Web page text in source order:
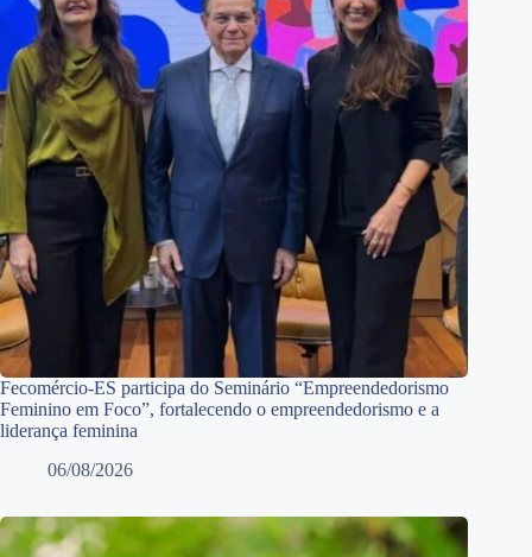
Fecomércio-ES participa do Seminário “Empreendedorismo
Feminino em Foco”, fortalecendo o empreendedorismo e a
liderança feminina
06/08/2026